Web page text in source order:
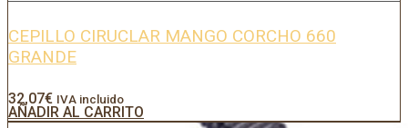
CEPILLO CIRUCLAR MANGO CORCHO 660
GRANDE
32,07€ IVA incluido
AÑADIR AL CARRITO